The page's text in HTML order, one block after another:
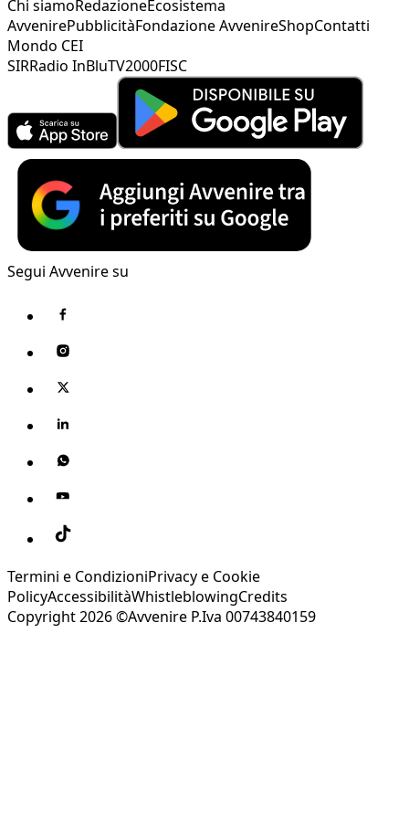
Chi siamoRedazioneEcosistema
AvvenirePubblicitàFondazione AvvenireShopContatti
Mondo CEI
SIRRadio InBluTV2000FISC
Segui Avvenire su
Termini e CondizioniPrivacy e Cookie
PolicyAccessibilitàWhistleblowingCredits
Copyright 2026 ©Avvenire P.Iva 00743840159